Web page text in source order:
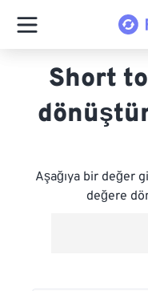
Short
Aşağıya bir değer
değere